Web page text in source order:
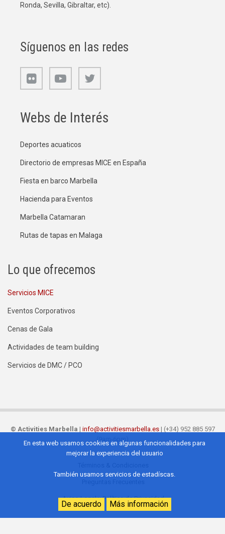
Ronda, Sevilla, Gibraltar, etc).
Síguenos en las redes
Webs de Interés
Deportes acuaticos
Directorio de empresas MICE en España
Fiesta en barco Marbella
Hacienda para Eventos
Marbella Catamaran
Rutas de tapas en Malaga
Lo que ofrecemos
Servicios MICE
Eventos Corporativos
Cenas de Gala
Actividades de team building
Servicios de DMC / PCO
© Activities Marbella | info@activitiesmarbella.es| (+34) 952 885 597
(9am-6pm)
Aviso Legal y Política de Privacidad
En esta web usamos cookies en algunas funcionalidades para
mejorar la experiencia del usuario
También usamos servicios de estadíscas.
De acuerdo Más información